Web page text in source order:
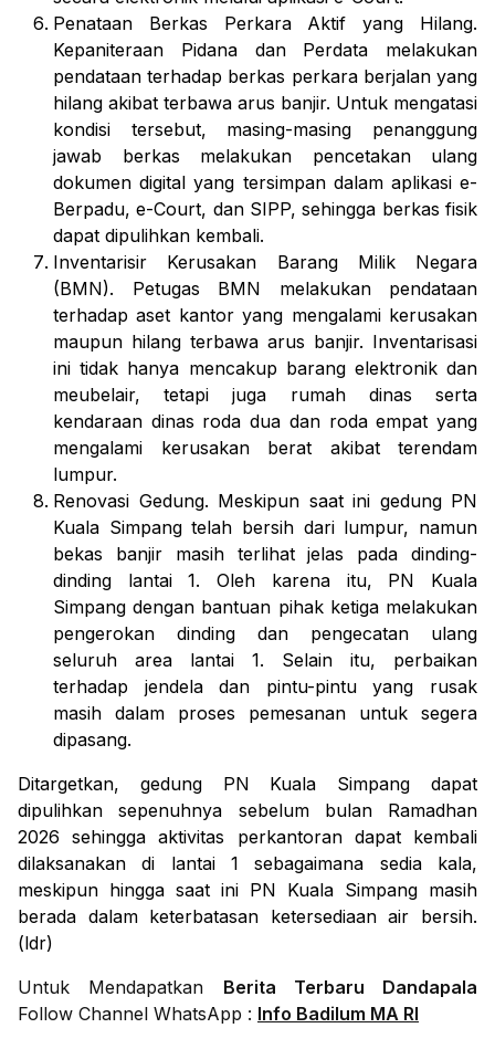
Penataan Berkas Perkara Aktif yang Hilang.
Kepaniteraan Pidana dan Perdata melakukan
pendataan terhadap berkas perkara berjalan yang
hilang akibat terbawa arus banjir. Untuk mengatasi
kondisi tersebut, masing-masing penanggung
jawab berkas melakukan pencetakan ulang
dokumen digital yang tersimpan dalam aplikasi e-
Berpadu,e-Court, dan SIPP, sehingga berkas fisik
dapat dipulihkan kembali.
Inventarisir Kerusakan Barang Milik Negara
(BMN). Petugas BMN melakukan pendataan
terhadap aset kantor yang mengalami kerusakan
maupun hilang terbawa arus banjir. Inventarisasi
ini tidak hanya mencakup barang elektronik dan
meubelair, tetapi juga rumah dinas serta
kendaraan dinas roda dua dan roda empat yang
mengalami kerusakan berat akibat terendam
lumpur.
Renovasi Gedung. Meskipun saat ini gedung PN
Kuala Simpang telah bersih dari lumpur, namun
bekas banjir masih terlihat jelas pada dinding-
dinding lantai 1. Oleh karena itu, PN Kuala
Simpang dengan bantuan pihak ketiga melakukan
pengerokan dinding dan pengecatan ulang
seluruh area lantai 1. Selain itu, perbaikan
terhadap jendela dan pintu-pintu yang rusak
masih dalam proses pemesanan untuk segera
dipasang.
Ditargetkan, gedung PN Kuala Simpang dapat
dipulihkan sepenuhnya sebelum bulan Ramadhan
2026 sehingga aktivitas perkantoran dapat kembali
dilaksanakan di lantai 1 sebagaimana sedia kala,
meskipun hingga saat ini PN Kuala Simpang masih
berada dalam keterbatasan ketersediaan air bersih.
(ldr)
Untuk Mendapatkan Berita Terbaru Dandapala
Follow Channel WhatsApp : Info Badilum MA RI